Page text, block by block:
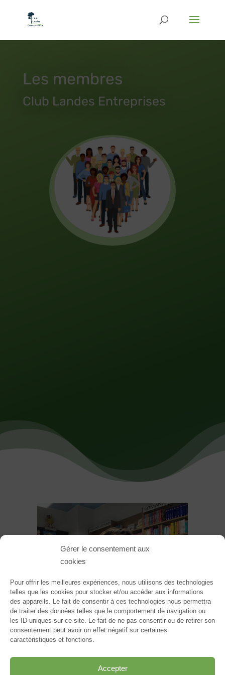
Gérer le consentement aux
cookies
Pour offrir les meilleures expériences, nous utilisons des technologies
telles que les cookies pour stocker et/ou accéder aux informations
des appareils. Le fait de consentir à ces technologies nous permettra
de traiter des données telles que le comportement de navigation ou
les ID uniques sur ce site. Le fait de ne pas consentir ou de retirer son
consentement peut avoir un effet négatif sur certaines
caractéristiques et fonctions.
Accepter
Les membres
Club Landes Entreprises